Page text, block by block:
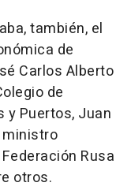
también, el
de
Carlos Alberto
de
y Puertos, Juan
ministro
Rusa
otros.